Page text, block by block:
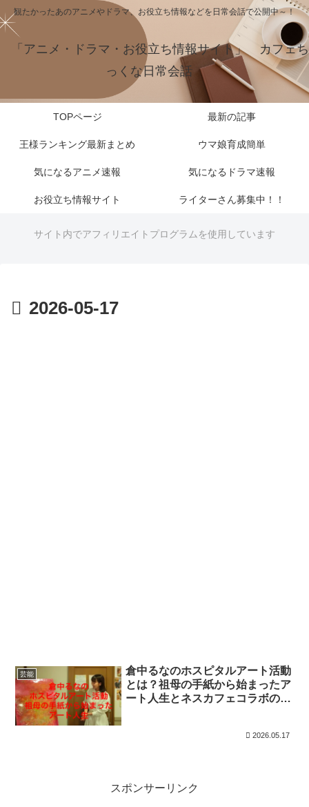
観たかったあのアニメやドラマ、お役立ち情報などを日常会話で公開中～！
「アニメ・ドラマ・お役立ち情報サイト」 カフェち
っくな日常会話
TOPページ 最新の記事
王様ランキング最新まとめ ウマ娘育成簡単
気になるアニメ速報 気になるドラマ速報
お役立ち情報サイト ライターさん募集中！！
サイト内でアフィリエイトプログラムを使用しています
2026-05-17
芸能
倉中るなのホスピタルアート活動
とは？祖母の手紙から始まったア
ート人生とネスカフェコラボの想
2026.05.17
スポンサーリンク